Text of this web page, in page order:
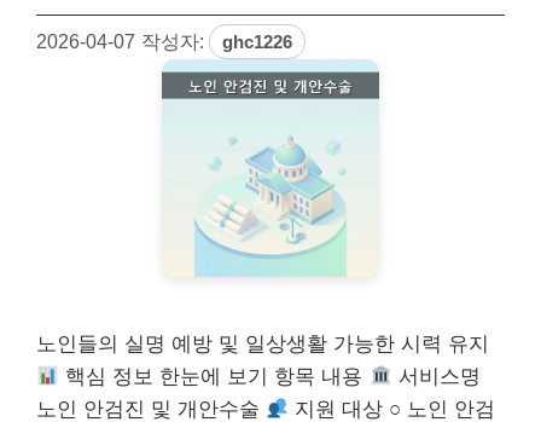
2026-04-07 작성자: ghc1226
노인들의 실명 예방 및 일상생활 가능한 시력 유지
핵심 정보 한눈에 보기 항목 내용
서비스명
노인 안검진 및 개안수술
지원 대상 ○ 노인 안검